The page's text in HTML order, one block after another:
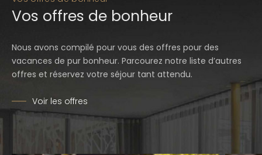
Vos offres de bonheur
Nous avons compilé pour vous des offres pour des
vacances de pur bonheur. Parcourez notre liste d’autres
offres et réservez votre séjour tant attendu.
Voir les offres